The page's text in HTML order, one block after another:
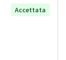
Accettata